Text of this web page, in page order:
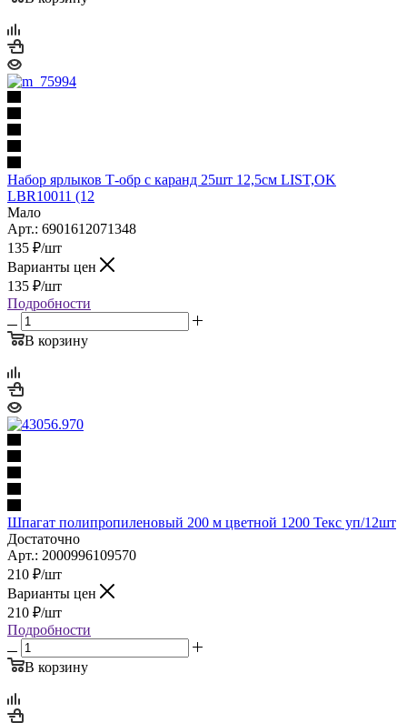
Набор ярлыков Т-обр с каранд 25шт 12,5см LIST,OK
LBR10011 (12
Мало
Арт.: 6901612071348
135 ₽/шт
Варианты цен
135 ₽/шт
Подробности
В корзину
Шпагат полипропиленовый 200 м цветной 1200 Текс уп/12шт
Достаточно
Арт.: 2000996109570
210 ₽/шт
Варианты цен
210 ₽/шт
Подробности
В корзину